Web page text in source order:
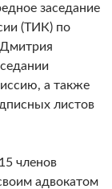
заседание
(ТИК) по
Дмитрия
а также
листов
членов
адвокатом